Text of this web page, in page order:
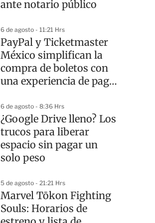
ante notario público
6 de agosto - 11:21 Hrs
PayPal y Ticketmaster
México simplifican la
compra de boletos con
una experiencia de pago
6 de agosto - 8:36 Hrs
¿Google Drive lleno? Los
trucos para liberar
espacio sin pagar un
solo peso
5 de agosto - 21:21 Hrs
Marvel Tōkon Fighting
Souls: Horarios de